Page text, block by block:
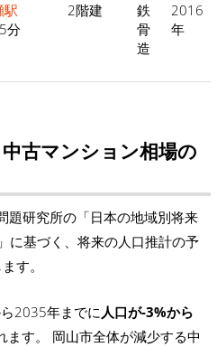
駅
分
2階建
鉄
骨
造
2016
年
古マンション相場の
題研究所の「日本の地域別将来
に基づく、将来の人口推計の予
す。
2035年までに 人口が-3%から
ます。 岡山市全体が減少する中